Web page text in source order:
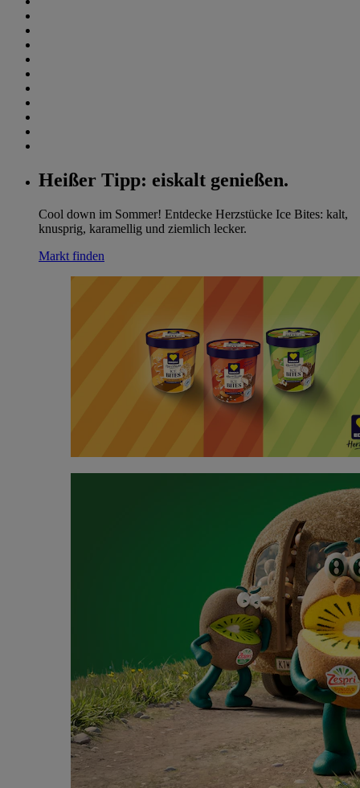
Heißer Tipp: eiskalt genießen.
Cool down im Sommer! Entdecke Herzstücke Ice Bites: kalt,
knusprig, karamellig und ziemlich lecker.
Markt finden